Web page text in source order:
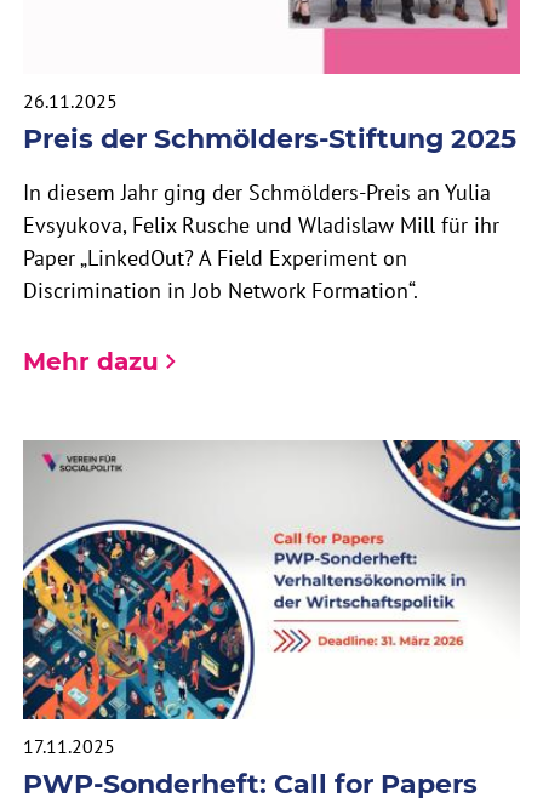
26.11.2025
Preis der Schmölders-Stiftung 2025
In diesem Jahr ging der Schmölders-Preis an Yulia
Evsyukova, Felix Rusche und Wladislaw Mill für ihr
Paper „LinkedOut? A Field Experiment on
Discrimination in Job Network Formation“.
Mehr dazu
17.11.2025
PWP-Sonderheft: Call for Papers